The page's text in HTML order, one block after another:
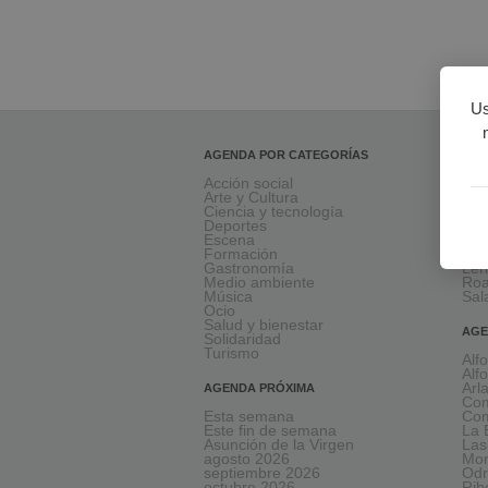
AGENDA POR CATEGORÍAS
Acción social
Arte y Cultura
Ciencia y tecnología
Deportes
Escena
Formación
Gastronomía
Medio ambiente
Música
Ocio
Salud y bienestar
Solidaridad
Turismo
AGENDA PRÓXIMA
Esta semana
Este fin de semana
Asunción de la Virgen
agosto 2026
septiembre 2026
Roa
La